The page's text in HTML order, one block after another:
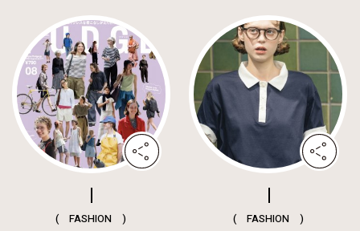
( FASHION ) ( FASHION )